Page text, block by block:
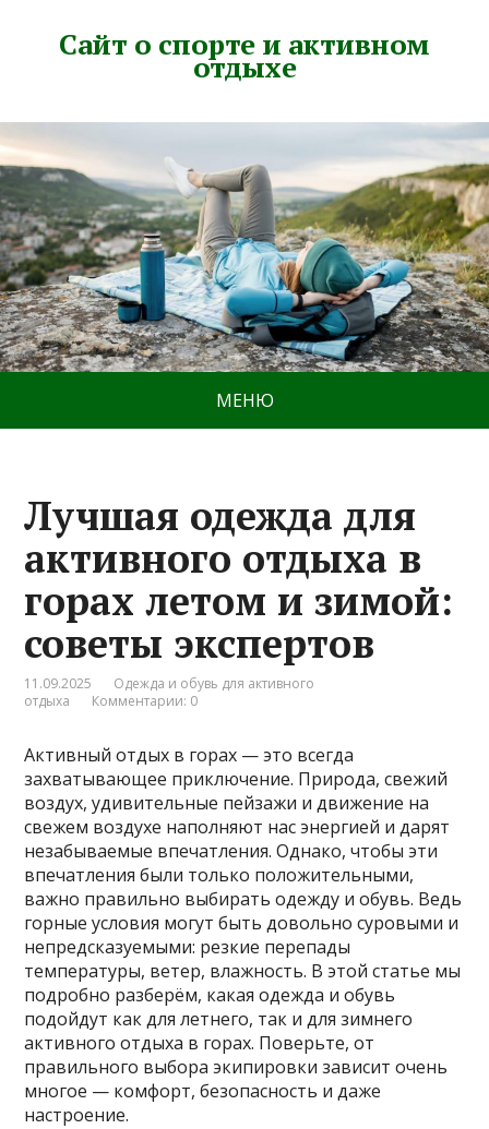
Сайт о спорте и активном
отдыхе
МЕНЮ
Лучшая одежда для
активного отдыха в
горах летом и зимой:
советы экспертов
11.09.2025
Одежда и обувь для активного
отдыха
Комментарии: 0
Активный отдых в горах — это всегда
захватывающее приключение. Природа, свежий
воздух, удивительные пейзажи и движение на
свежем воздухе наполняют нас энергией и дарят
незабываемые впечатления. Однако, чтобы эти
впечатления были только положительными,
важно правильно выбирать одежду и обувь. Ведь
горные условия могут быть довольно суровыми и
непредсказуемыми: резкие перепады
температуры, ветер, влажность. В этой статье мы
подробно разберём, какая одежда и обувь
подойдут как для летнего, так и для зимнего
активного отдыха в горах. Поверьте, от
правильного выбора экипировки зависит очень
многое — комфорт, безопасность и даже
настроение.